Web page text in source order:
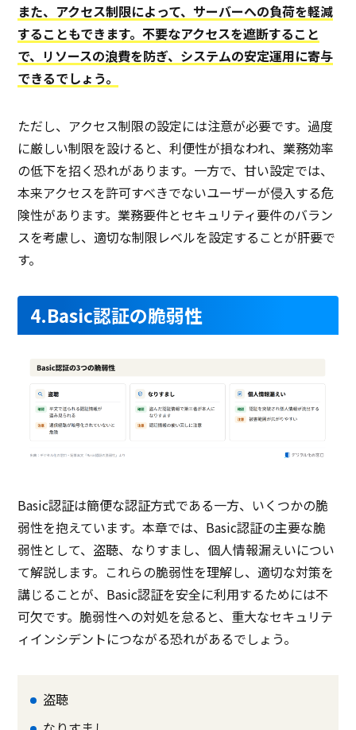
また、アクセス制限によって、サーバーへの負荷を軽減
することもできます。不要なアクセスを遮断すること
で、リソースの浪費を防ぎ、システムの安定運用に寄与
できるでしょう。
ただし、アクセス制限の設定には注意が必要です。過度
に厳しい制限を設けると、利便性が損なわれ、業務効率
の低下を招く恐れがあります。一方で、甘い設定では、
本来アクセスを許可すべきでないユーザーが侵入する危
険性があります。業務要件とセキュリティ要件のバラン
スを考慮し、適切な制限レベルを設定することが肝要で
す。
4.Basic認証の脆弱性
Basic認証は簡便な認証方式である一方、いくつかの脆
弱性を抱えています。本章では、Basic認証の主要な脆
弱性として、盗聴、なりすまし、個人情報漏えいについ
て解説します。これらの脆弱性を理解し、適切な対策を
講じることが、Basic認証を安全に利用するためには不
可欠です。脆弱性への対処を怠ると、重大なセキュリテ
ィインシデントにつながる恐れがあるでしょう。
盗聴